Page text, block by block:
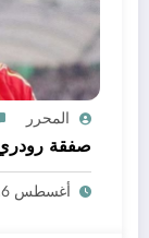
المحرر
صفقة
أغسطس 6, 2026